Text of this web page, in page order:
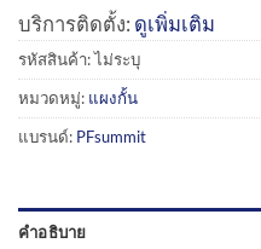
บริการติดตั้ง: ดูเพิ่มเติม
รหัสสินค้า:ไม่ระบุ
หมวดหมู่: แผงกั้น
แบรนด์: PFsummit
คำอธิบาย